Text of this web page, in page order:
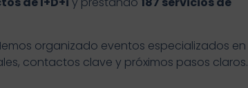
organizado eventos especializados en
contactos clave y próximos pasos claros.